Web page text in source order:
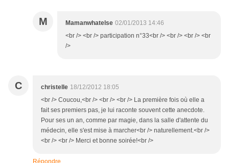
M Mamanwhatelse 02/01/2013 14:46
<br /> <br /> participation n°33<br /> <br /> <br /> <br
/>
C christelle 18/12/2012 18:05
<br /> Coucou,<br /> <br /> <br /> La première fois où elle a
fait ses premiers pas, je lui raconte souvent cette anecdote.
Pour ses un an, comme par magie, dans la salle d'attente du
médecin, elle s'est mise à marcher<br /> naturellement.<br />
<br /> <br /> Merci et bonne soirée!<br />
Répondre